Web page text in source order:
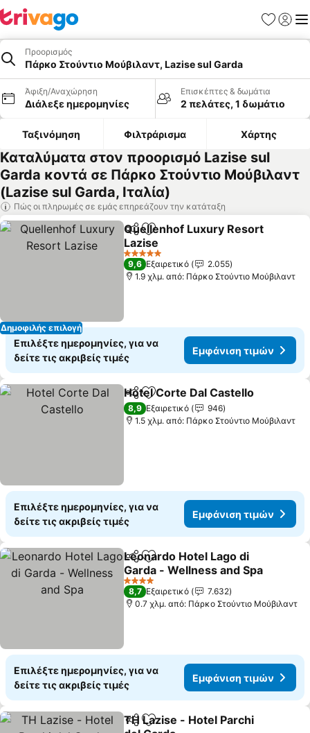
Προορισμός
Πάρκο Στούντιο Μούβιλαντ, Lazise sul Garda
Άφιξη/Αναχώρηση
Διάλεξε ημερομηνίες
Επισκέπτες & δωμάτια
2 πελάτες, 1 δωμάτιο
Ταξινόμηση Φιλτράρισμα Χάρτης
Καταλύματα στον προορισμό Lazise sul
Garda κοντά σε Πάρκο Στούντιο Μούβιλαντ
(Lazise sul Garda, Ιταλία)
Πώς οι πληρωμές σε εμάς επηρεάζουν την κατάταξη
Δημοφιλής επιλογή
Κοινοποίηση
Προσθήκη στα αγαπημένα
Quellenhof Luxury Resort
Lazise
Εμφάνιση τιμών
5 Αστέρια
9,6 Εξαιρετικό
2.055
1.9 χλμ. από: Πάρκο Στούντιο Μούβιλαντ
Επιλέξτε ημερομηνίες, για να
δείτε τις ακριβείς τιμές
Εμφάνιση τιμών
Κοινοποίηση
Προσθήκη στα αγαπημένα
Hotel Corte Dal Castello
8,9 Εξαιρετικό
946
1.5 χλμ. από: Πάρκο Στούντιο Μούβιλαντ
Επιλέξτε ημερομηνίες, για να
δείτε τις ακριβείς τιμές
Εμφάνιση τιμών
Κοινοποίηση
Προσθήκη στα αγαπημένα
Leonardo Hotel Lago di
Garda - Wellness and Spa
Εμφάνιση τιμών
4 Αστέρια
8,7 Εξαιρετικό
7.632
0.7 χλμ. από: Πάρκο Στούντιο Μούβιλαντ
Επιλέξτε ημερομηνίες, για να
δείτε τις ακριβείς τιμές
Εμφάνιση τιμών
Κοινοποίηση
Προσθήκη στα αγαπημένα
TH Lazise - Hotel Parchi